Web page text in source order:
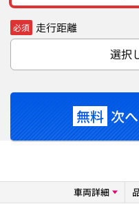
必須 走行距離
選択
無料 次
車両詳細